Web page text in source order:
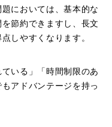
においては、基本的な
節約できますし、長文
しやすくなります。
いる」「時間制限のあ
アドバンテージを持っ